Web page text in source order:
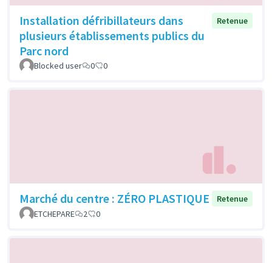
Installation défribillateurs dans
plusieurs établissements publics du
Parc nord
Retenue
Blocked user 0 0
Marché du centre : ZÉRO PLASTIQUE
Retenue
ETCHEPARE
2 0